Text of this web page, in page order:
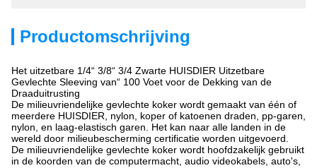
Productomschrijving
Het uitzetbare 1/4“ 3/8“ 3/4 Zwarte HUISDIER Uitzetbare
Gevlechte Sleeving van“ 100 Voet voor de Dekking van de
Draaduitrusting
De milieuvriendelijke gevlechte koker wordt gemaakt van één of
meerdere HUISDIER, nylon, koper of katoenen draden, pp-garen,
nylon, en laag-elastisch garen. Het kan naar alle landen in de
wereld door milieubescherming certificatie worden uitgevoerd.
De milieuvriendelijke gevlechte koker wordt hoofdzakelijk gebruikt
in de koorden van de computermacht, audio videokabels, auto's,